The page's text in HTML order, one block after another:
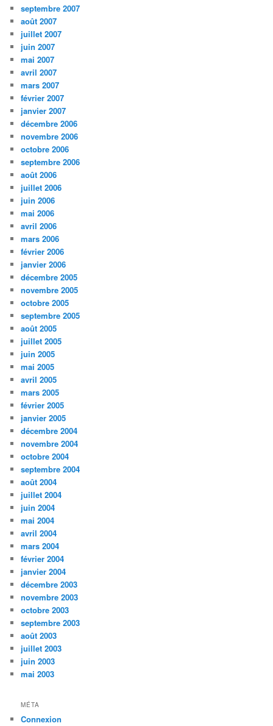
septembre 2007
août 2007
juillet 2007
juin 2007
mai 2007
avril 2007
mars 2007
février 2007
janvier 2007
décembre 2006
novembre 2006
octobre 2006
septembre 2006
août 2006
juillet 2006
juin 2006
mai 2006
avril 2006
mars 2006
février 2006
janvier 2006
décembre 2005
novembre 2005
octobre 2005
septembre 2005
août 2005
juillet 2005
juin 2005
mai 2005
avril 2005
mars 2005
février 2005
janvier 2005
décembre 2004
novembre 2004
octobre 2004
septembre 2004
août 2004
juillet 2004
juin 2004
mai 2004
avril 2004
mars 2004
février 2004
janvier 2004
décembre 2003
novembre 2003
octobre 2003
septembre 2003
août 2003
juillet 2003
juin 2003
mai 2003
MÉTA
Connexion